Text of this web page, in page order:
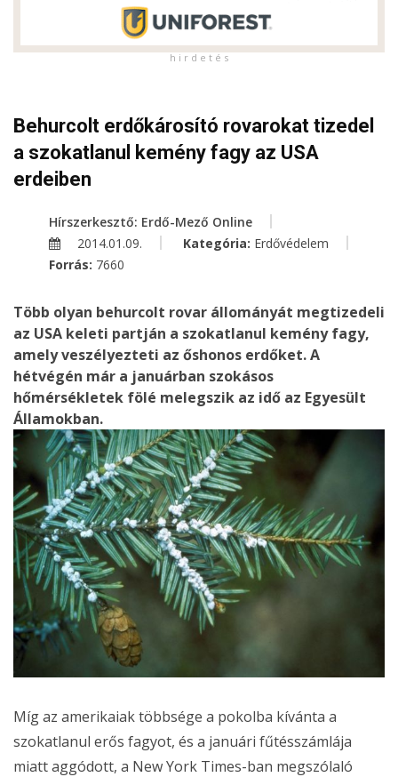
h i r d e t é s
Behurcolt erdőkárosító rovarokat tizedel
a szokatlanul kemény fagy az USA
erdeiben
Hírszerkesztő: Erdő-Mező Online
2014.01.09.
Kategória: Erdővédelem
Forrás: 7660
Több olyan behurcolt rovar állományát megtizedeli
az USA keleti partján a szokatlanul kemény fagy,
amely veszélyezteti az őshonos erdőket. A
hétvégén már a januárban szokásos
hőmérsékletek fölé melegszik az idő az Egyesült
Államokban.
Míg az amerikaiak többsége a pokolba kívánta a
szokatlanul erős fagyot, és a januári fűtésszámlája
miatt aggódott, a New York Times-ban megszólaló